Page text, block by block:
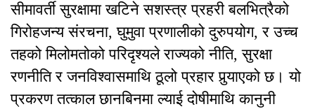
सीमावर्ती सुरक्षामा खटिने सशस्त्र प्रहरी बलभित्रैको
गिरोहजन्य संरचना, घुमुवा प्रणालीको दुरुपयोग, र उच्च
तहको मिलोमतोको परिदृश्यले राज्यको नीति, सुरक्षा
रणनीति र जनविश्वासमाथि ठूलो प्रहार पुर्‍याएको छ। यो
प्रकरण तत्काल छानबिनमा ल्याई दोषीमाथि कानुनी